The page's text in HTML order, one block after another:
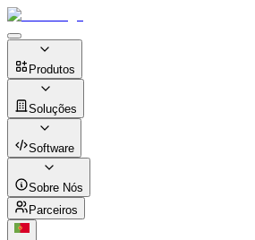
Produtos
Soluções
Software
Sobre Nós
Parceiros